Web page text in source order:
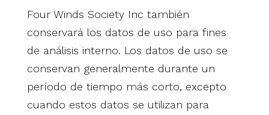
Four Winds Society Inc también
conservará los datos de uso para fines
de análisis interno. Los datos de uso se
conservan generalmente durante un
período de tiempo más corto, excepto
cuando estos datos se utilizan para